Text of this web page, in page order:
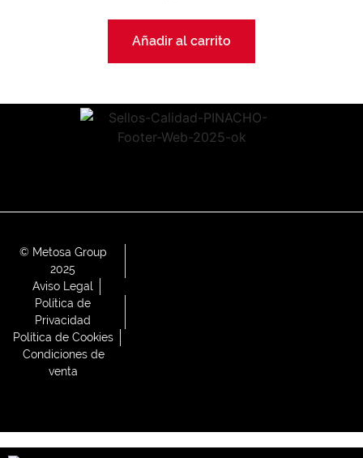
Añadir al carrito
© Metosa Group
2025
Aviso Legal
Política de
Privacidad
Política de Cookies
Condiciones de
venta